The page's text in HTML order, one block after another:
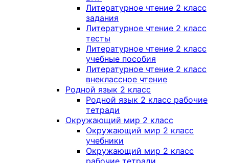
Литературное чтение 2 класс
задания
Литературное чтение 2 класс
тесты
Литературное чтение 2 класс
учебные пособия
Литературное чтение 2 класс
внеклассное чтение
Родной язык 2 класс
Родной язык 2 класс рабочие
тетради
Окружающий мир 2 класс
Окружающий мир 2 класс
учебники
Окружающий мир 2 класс
рабочие тетради